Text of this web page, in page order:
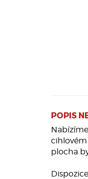
POPIS
cihlovém
plocha